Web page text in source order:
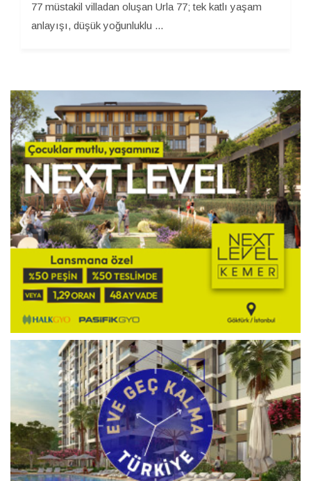
77 müstakil villadan oluşan Urla 77; tek katlı yaşam
anlayışı, düşük yoğunluklu ...